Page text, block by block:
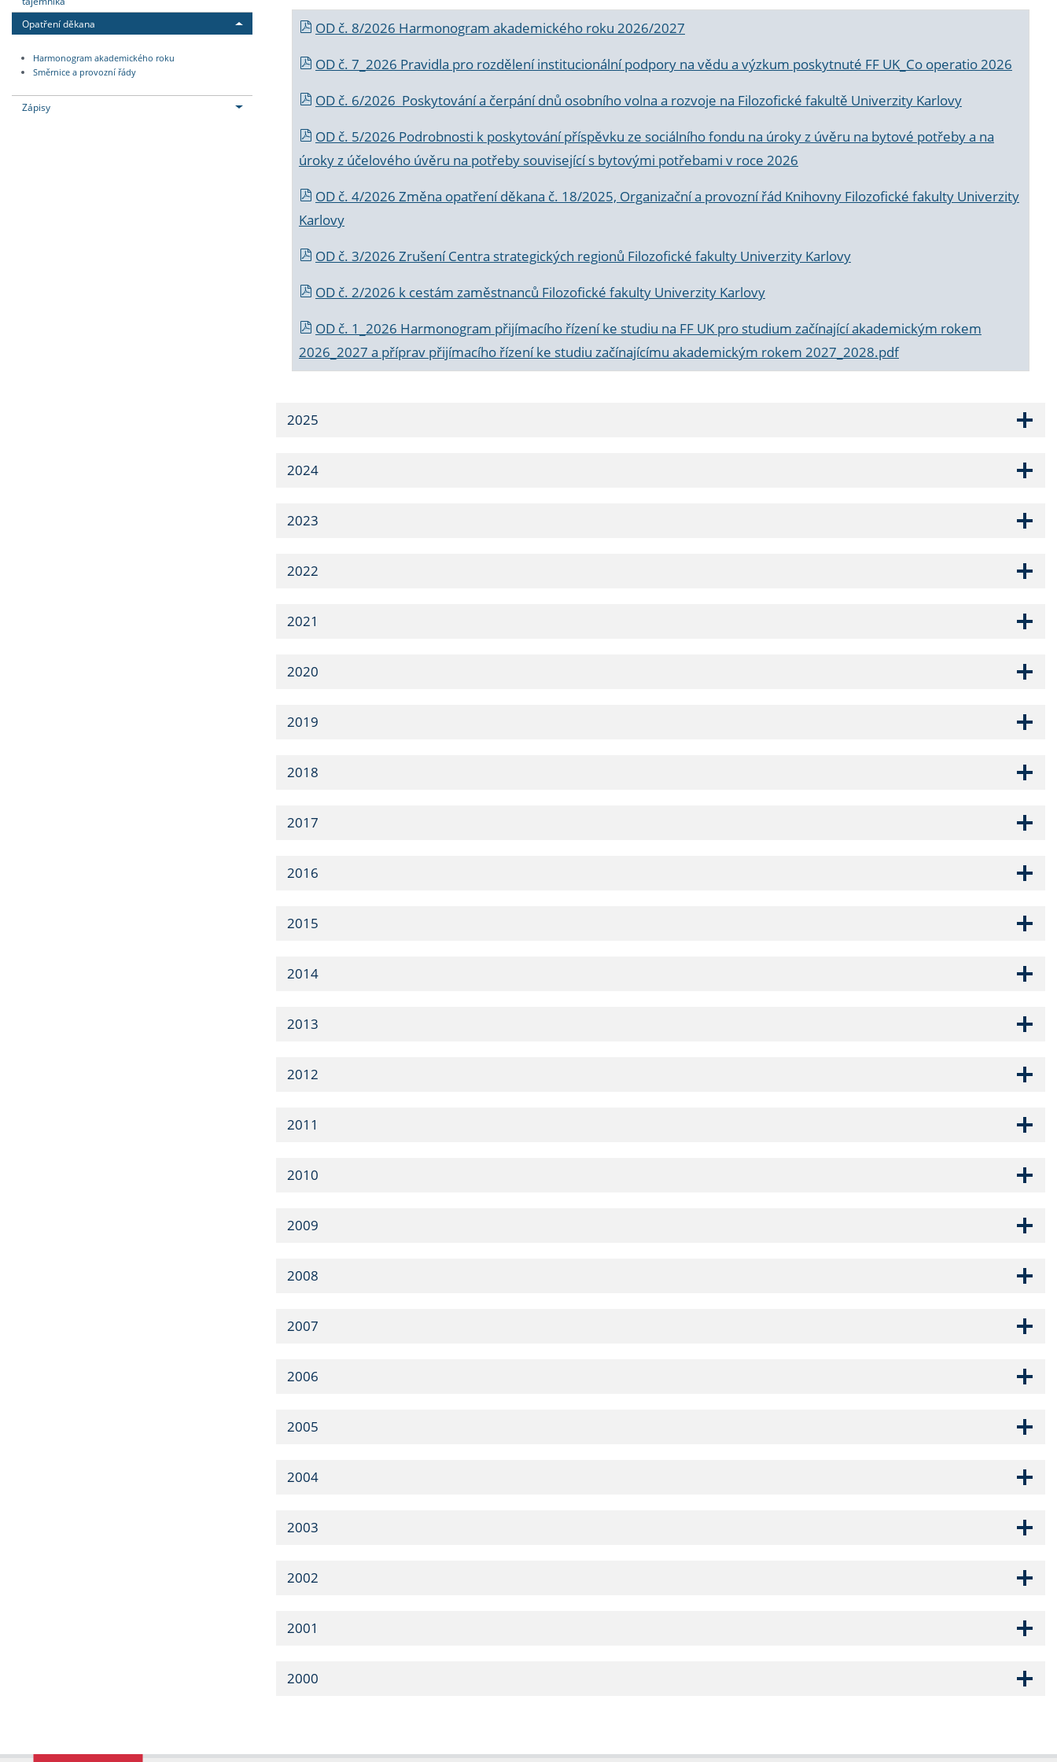
Opatření děkana
Harmonogram akademického roku
Směrnice a provozní řády
Zápisy
OD č. 8/2026 Harmonogram akademického roku 2026/2027
OD č. 7_2026 Pravidla pro rozdělení institucionální podpory na vědu a výzkum poskytnuté FF UK_Co operatio 2026
OD č. 6/2026 Poskytování a čerpání dnů osobního volna a rozvoje na Filozofické fakultě Univerzity Karlovy
OD č. 5/2026 Podrobnosti k poskytování příspěvku ze sociálního fondu na úroky z úvěru na bytové potřeby a na
úroky z účelového úvěru na potřeby související s bytovými potřebami v roce 2026
OD č. 4/2026 Změna opatření děkana č. 18/2025, Organizační a provozní řád Knihovny Filozofické fakulty Univerzity
Karlovy
OD č. 3/2026 Zrušení Centra strategických regionů Filozofické fakulty Univerzity Karlovy
OD č. 2/2026 k cestám zaměstnanců Filozofické fakulty Univerzity Karlovy
OD č. 1_2026 Harmonogram přijímacího řízení ke studiu na FF UK pro studium začínající akademickým rokem
2026_2027 a příprav přijímacího řízení ke studiu začínajícímu akademickým rokem 2027_2028.pdf
2025
2024
2023
2022
2021
2020
2019
2018
2017
2016
2015
2014
2013
2012
2011
2010
2009
2008
2007
2006
2005
2004
2003
2002
2001
2000